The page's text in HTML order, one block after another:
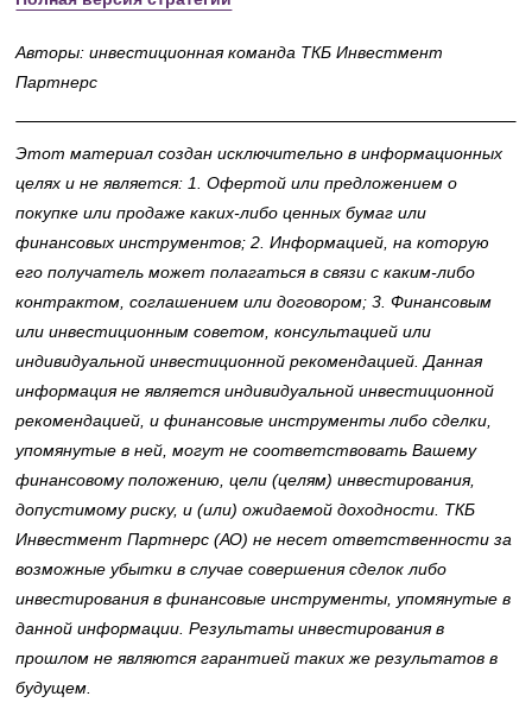
Авторы: инвестиционная команда ТКБ Инвестмент
Партнерс
Этот материал создан исключительно в информационных
целях и не является: 1. Офертой или предложением о
покупке или продаже каких-либо ценных бумаг или
финансовых инструментов; 2. Информацией, на которую
его получатель может полагаться в связи с каким-либо
контрактом, соглашением или договором; 3. Финансовым
или инвестиционным советом, консультацией или
индивидуальной инвестиционной рекомендацией. Данная
информация не является индивидуальной инвестиционной
рекомендацией, и финансовые инструменты либо сделки,
упомянутые в ней, могут не соответствовать Вашему
финансовому положению, цели (целям) инвестирования,
допустимому риску, и (или) ожидаемой доходности. ТКБ
Инвестмент Партнерс (АО) не несет ответственности за
возможные убытки в случае совершения сделок либо
инвестирования в финансовые инструменты, упомянутые в
данной информации. Результаты инвестирования в
прошлом не являются гарантией таких же результатов в
будущем.